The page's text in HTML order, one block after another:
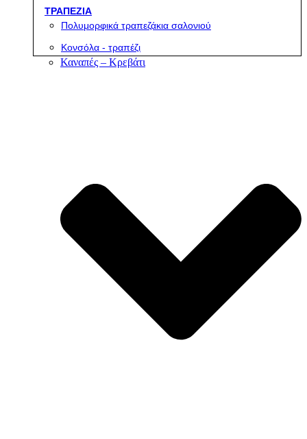
ΤΡΑΠΕΖΙΑ
Πολυμορφικά τραπεζάκια σαλονιού
Κονσόλα - τραπέζι
Καναπές – Κρεβάτι